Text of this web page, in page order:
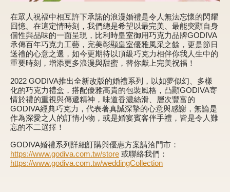
中秋系列
休閒分享
巧克力餅乾
巧克力磚/巧克力豆
G Cube 松露巧克力
在眾人祝福中相互許下承諾的浪漫婚禮是令人無法忘懷的閃耀
回憶。在這定情時刻，我們總是希望以最完美、最能突顯自身
個性與品味的一面呈現，比利時皇室御用巧克力品牌GODIVA
承傳百年巧克力工藝，完美彰顯皇室優雅風采之餘，更是節日
送禮的心意之選，如今更期待以頂級巧克力相伴你我人生中的
重要時刻，增添更多浪漫與甜蜜，替你獻上完美祝福！
2022 GODIVA推出全新改版的婚禮系列，以如夢似幻、多樣
化的巧克力禮盒，搭配優雅高貴的包裝風格，凸顯GODIVA寄
情於禮的重視與傳遞精神，味道香濃絲滑、層次豐富的
GODIVA經典巧克力，代表著真誠深摯的心意與感謝，無論是
作為深愛之人的訂情小物，或是婚宴賓客伴手禮，皆是令人難
忘的不二選擇！
GODIVA婚禮系列詳細訂購與優惠方案請洽門市：
https://www.godiva.com.tw/store 或聯絡我們：
https://www.godiva.com.tw/weddingCollection